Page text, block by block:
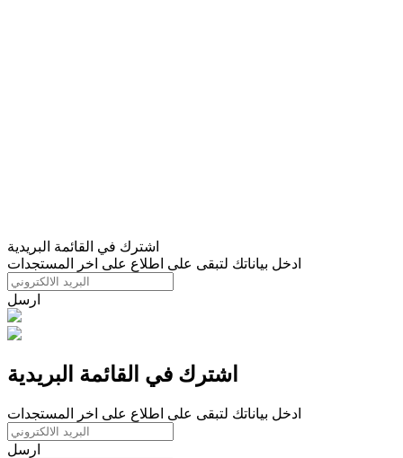
اشترك في القائمة البريدية
ادخل بياناتك لتبقى على اطلاع على اخر المستجدات
ارسل
اشترك في القائمة البريدية
ادخل بياناتك لتبقى على اطلاع على اخر المستجدات
ارسل